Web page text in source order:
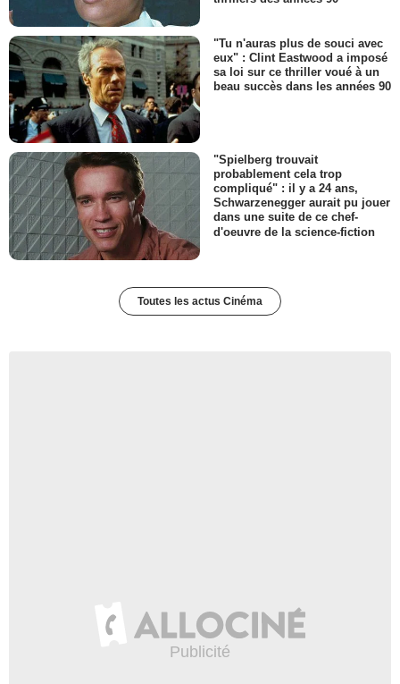
"Tu n'auras plus de souci avec
eux" : Clint Eastwood a imposé
sa loi sur ce thriller voué à un
beau succès dans les années 90
"Spielberg trouvait
probablement cela trop
compliqué" : il y a 24 ans,
Schwarzenegger aurait pu jouer
dans une suite de ce chef-
d'oeuvre de la science-fiction
Toutes les actus Cinéma